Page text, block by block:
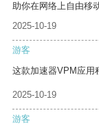
助你在网络上自由移动
2025-10-19
游客
这款加速器VPM应用
2025-10-19
游客